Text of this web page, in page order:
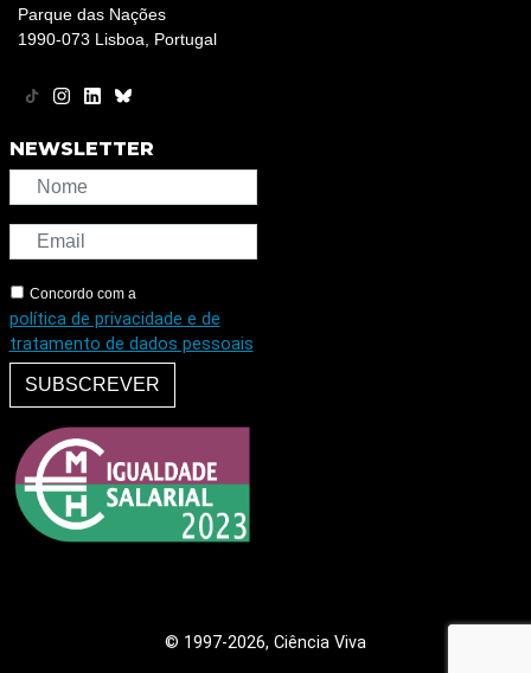
Parque das Nações
1990-073 Lisboa, Portugal
NEWSLETTER
Concordo com a
política de privacidade e de
tratamento de dados pessoais
SUBSCREVER
© 1997-2026, Ciência Viva